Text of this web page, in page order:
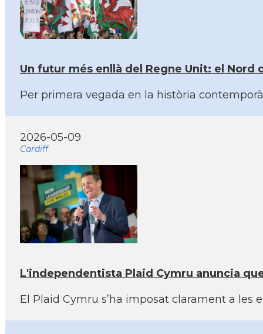
Un futur més enllà del Regne Unit: el Nord
Per primera vegada en la història
2026-05-09
Cardiff
L'independentista Plaid Cymru anuncia
El Plaid Cymru s’ha imposat clarament a les